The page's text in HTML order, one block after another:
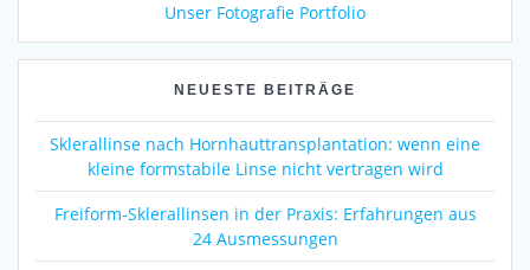
Unser Fotografie Portfolio
NEUESTE BEITRÄGE
Sklerallinse nach Hornhauttransplantation: wenn eine
kleine formstabile Linse nicht vertragen wird
Freiform-Sklerallinsen in der Praxis: Erfahrungen aus
24 Ausmessungen